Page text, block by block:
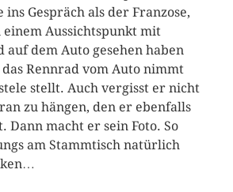
Gespräch als der Franzose,
einem Aussichtspunkt mit
auf dem Auto gesehen haben
Rennrad vom Auto nimmt
stellt. Auch vergisst er nicht
zu hängen, den er ebenfalls
Dann macht er sein Foto. So
am Stammtisch natürlich